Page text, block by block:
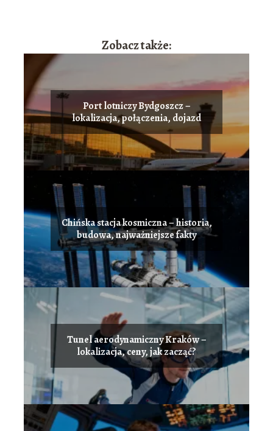
Zobacz także:
Port lotniczy Bydgoszcz –
lokalizacja, połączenia, dojazd
Chińska stacja kosmiczna – historia,
budowa, najważniejsze fakty
Tunel aerodynamiczny Kraków –
lokalizacja, ceny, jak zacząć?